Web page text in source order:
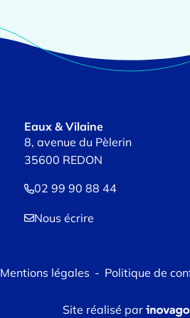
Eaux & Vilaine
8, avenue du Pèlerin
35600 REDON
02 99 90 88 44
Nous écrire
Mentions légales Politique de
Site réalisé par